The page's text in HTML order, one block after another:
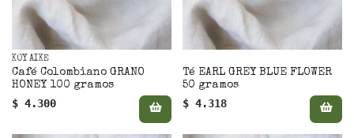
KOY AIKE
Café Colombiano GRANO
HONEY 100 gramos
$ 4.300
Té EARL GREY BLUE FLOWER
50 gramos
$ 4.318